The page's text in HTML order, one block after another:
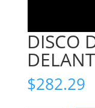
DISCO
$282.29